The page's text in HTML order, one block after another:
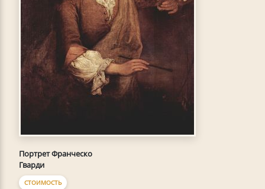
Портрет Франческо
Гварди
СТОИМОСТЬ